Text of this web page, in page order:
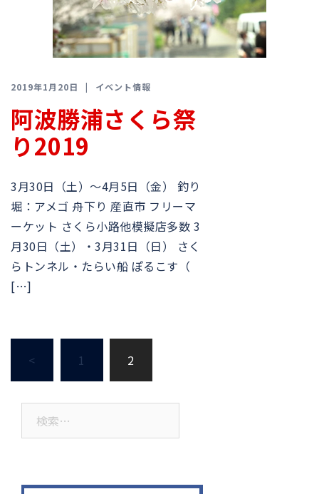
2019年1月20日 イベント情報
阿波勝浦さくら祭
り2019
3月30日（土）〜4月5日（金） 釣り
堀：アメゴ 舟下り 産直市 フリーマ
ーケット さくら小路他模擬店多数 3
月30日（土）・3月31日（日） さく
らトンネル・たらい船 ぽるこす（
[…]
ナ
ビ
ョ
< 1 2